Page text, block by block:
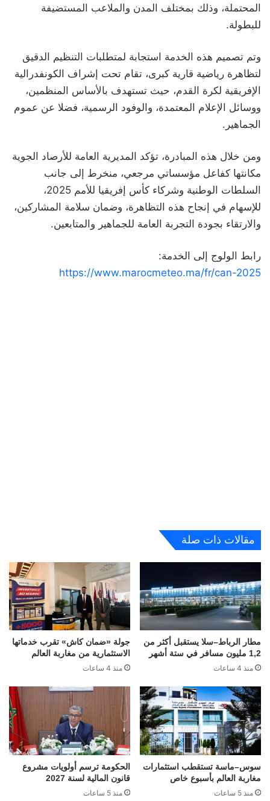
المحتملة، وذلك بمختلف المدن والملاعب المستضيفة
للبطولة.
وتم تصميم هذه الخدمة استجابة لمتطلبات التنظيم الدقيق
لتظاهرة رياضية قارية كبرى، تقام تحت إشراف الكونفدرالية
الإفريقية لكرة القدم، حيث تستهدف بالأساس المنظمين،
ووسائل الإعلام المعتمدة، والوفود الرسمية، فضلا عن عموم
الجماهير.
ومن خلال هذه المبادرة، تؤكد المديرية العامة للأرصاد الجوية
مكانتها كفاعل مؤسساتي مرجعي، منخرط إلى جانب
السلطات الوطنية وشركاء كأس إفريقيا للأمم 2025،
للإسهام في إنجاح هذه التظاهرة، وضمان سلامة المشاركين،
والارتقاء بجودة التجربة العامة للجماهير والمتابعين.
رابط الولوج إلى الخدمة:
https://www.marocmeteo.ma/fr/can-2025
مقالات ذات صلة
مطار الرباط–سلا يستقبل أكثر من
1,2 مليون مسافر في ستة أشهر
منذ 4 ساعات
جولة «ضمان كاش» تقرب خدماتها
الاستثمارية من مغاربة العالم
منذ 4 ساعات
سوس–ماسة تستقطب استثمارات
مغاربة العالم بأسبوع خاص
منذ 5 ساعات
الحكومة ترسم أولويات مشروع
قانون المالية لسنة 2027
منذ 5 ساعات